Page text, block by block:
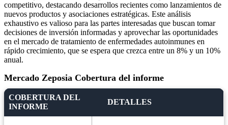
competitivo, destacando desarrollos recientes como lanzamientos de
nuevos productos y asociaciones estratégicas. Este análisis
exhaustivo es valioso para las partes interesadas que buscan tomar
decisiones de inversión informadas y aprovechar las oportunidades
en el mercado de tratamiento de enfermedades autoinmunes en
rápido crecimiento, que se espera que crezca entre un 8% y un 10%
anual.
Mercado Zeposia Cobertura del informe
COBERTURA DEL
INFORME
DETALLES